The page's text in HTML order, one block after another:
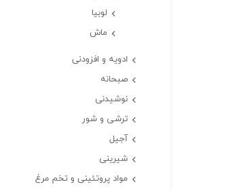
لوبیا
ماش
ادویه و افزودنی
صبحانه
نوشیدنی
ترشی و شور
آجیل
شیرینی
مواد پروتئینی و تخم مرغ